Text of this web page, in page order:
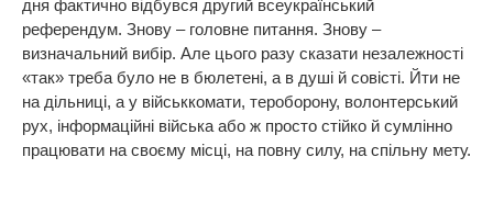
дня фактично відбувся другий всеукраїнський
референдум. Знову – головне питання. Знову –
визначальний вибір. Але цього разу сказати незалежності
«так» треба було не в бюлетені, а в душі й совісті. Йти не
на дільниці, а у військкомати, тероборону, волонтерський
рух, інформаційні війська або ж просто стійко й сумлінно
працювати на своєму місці, на повну силу, на спільну мету.